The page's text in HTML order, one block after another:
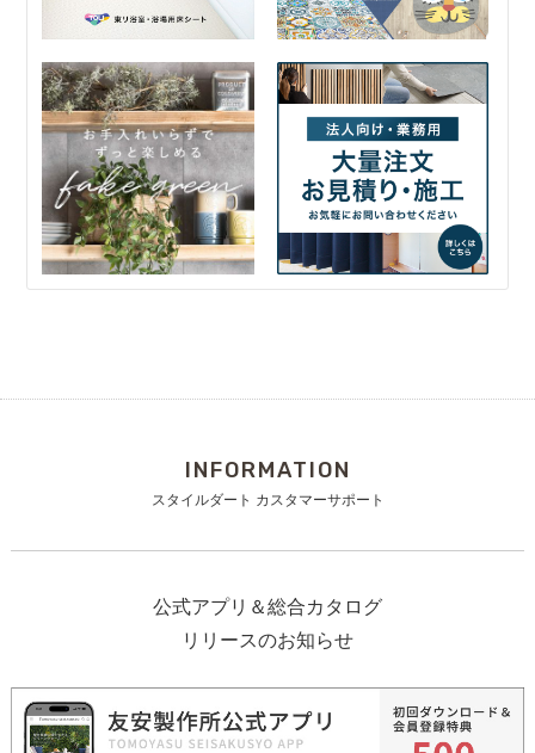
INFORMATION
スタイルダート カスタマーサポート
公式アプリ＆総合カタログ
リリースのお知らせ